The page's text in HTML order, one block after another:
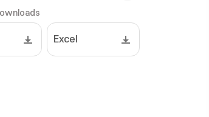
Excel